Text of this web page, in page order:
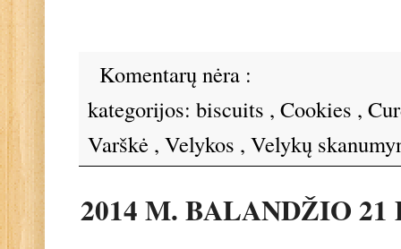
Komentarų nėra :
kategorijos: biscuits , Cookies ,
Varškė , Velykos , Velykų
2014 M. BALANDŽIO